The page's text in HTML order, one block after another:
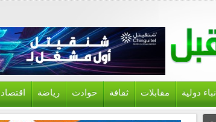
أنباء دولية مقابلات ثقافة حوادث رياضة اقتصاد